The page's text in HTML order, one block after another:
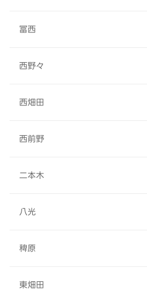
冨西
西野々
西畑田
西前野
二本木
八光
稗原
東畑田